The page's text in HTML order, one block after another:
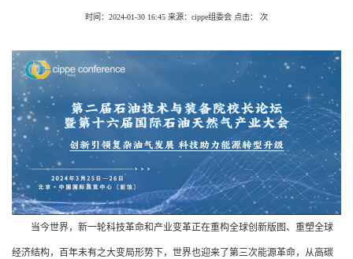
时间：2024-01-30 16:45 来源：cippe组委会 点击： 次
当今世界，新一轮科技革命和产业变革正在重构全球创新版图、重塑全球
经济结构，百年未有之大变局形势下，世界也迎来了第三次能源革命，从高碳